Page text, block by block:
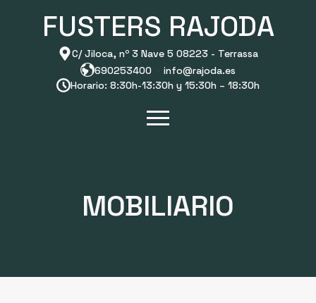
FUSTERS RAJODA
C/ Jiloca, nº 3 Nave 5 08223 - Terrassa
690253400
info@rajoda.es
Horario: 8:30h-13:30h y 15:30h – 18:30h
MOBILIARIO